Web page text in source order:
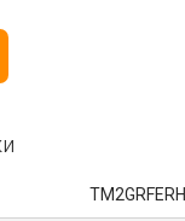
TM2GRFERH